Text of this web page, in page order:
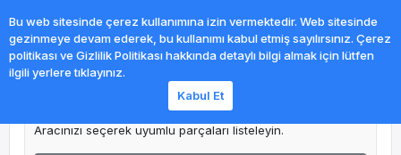
Aracınızı seçerek uyumlu parçaları listeleyin.
Bu web sitesinde çerez kullanımına izin vermektedir. Web sitesinde
gezinmeye devam ederek, bu kullanımı kabul etmiş sayılırsınız. Çerez
politikası ve Gizlilik Politikası hakkında detaylı bilgi almak için lütfen
ilgili yerlere tıklayınız.
Kabul Et